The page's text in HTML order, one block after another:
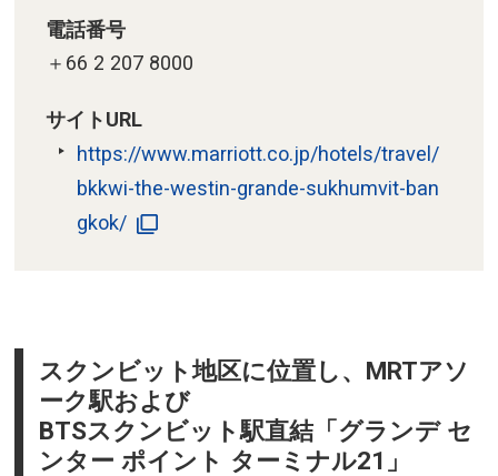
電話番号
＋66 2 207 8000
サイトURL
https://www.marriott.co.jp/hotels/travel/
bkkwi-the-westin-grande-sukhumvit-ban
gkok/
スクンビット地区に位置し、MRTアソ
ーク駅および
BTSスクンビット駅直結「グランデ セ
ンター ポイント ターミナル21」